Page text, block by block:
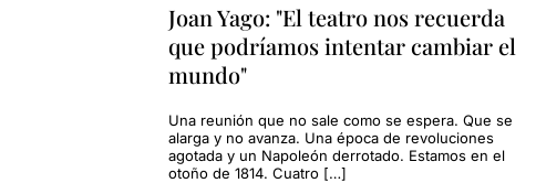
Joan Yago: "El teatro nos recuerda
que podríamos intentar cambiar el
mundo"
Una reunión que no sale como se espera. Que se
alarga y no avanza. Una época de revoluciones
agotada y un Napoleón derrotado. Estamos en el
otoño de 1814. Cuatro […]